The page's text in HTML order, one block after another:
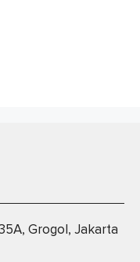
Grogol, Jakarta